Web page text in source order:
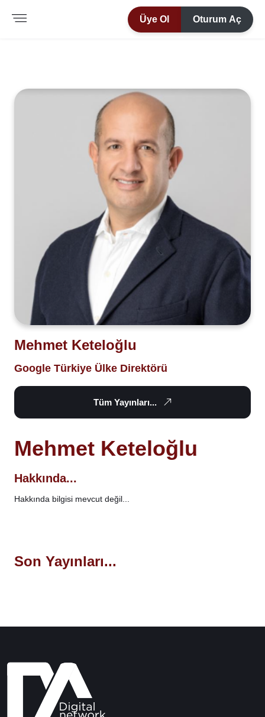
Üye Ol Oturum Aç
Mehmet Keteloğlu
Google Türkiye Ülke Direktörü
Tüm Yayınları...
Mehmet Keteloğlu
Hakkında...
Hakkında bilgisi mevcut değil...
Son Yayınları...